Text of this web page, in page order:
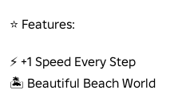
⭐ Features:
⚡ +1 Speed Every Step
🏝️ Beautiful Beach World